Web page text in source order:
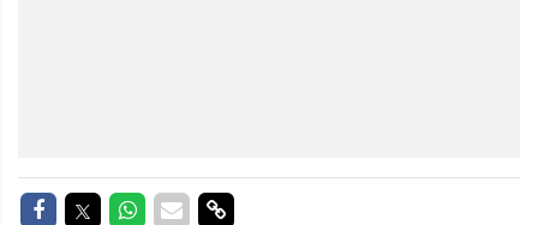
Delen op Facebook
Delen op Twitter
Delen op Whatsapp
Delen via Mail
Delen via link